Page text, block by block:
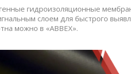
гидроизоляционные
слоем для быстрого
можно в «ABBEX».